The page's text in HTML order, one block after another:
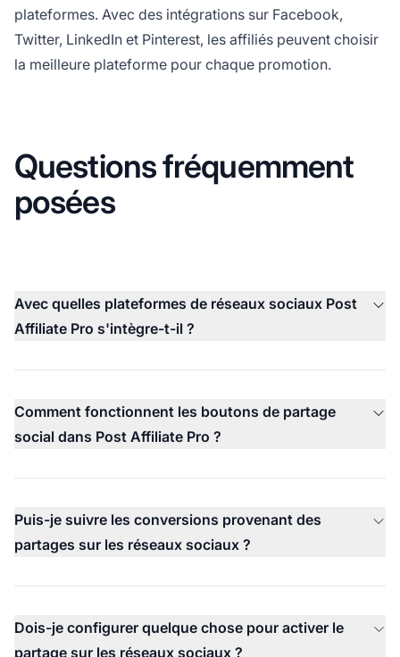
plateformes. Avec des intégrations sur Facebook,
Twitter, LinkedIn et Pinterest, les affiliés peuvent choisir
la meilleure plateforme pour chaque promotion.
Questions fréquemment
posées
Avec quelles plateformes de réseaux sociaux Post
Affiliate Pro s'intègre-t-il ?
Comment fonctionnent les boutons de partage
social dans Post Affiliate Pro ?
Puis-je suivre les conversions provenant des
partages sur les réseaux sociaux ?
Dois-je configurer quelque chose pour activer le
partage sur les réseaux sociaux ?